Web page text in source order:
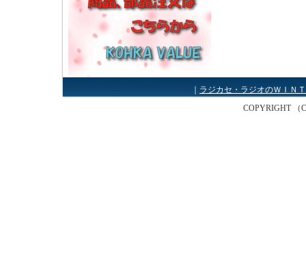
｜ラジカセ・ラジオのＷＩＮ
COPYRIGHT （